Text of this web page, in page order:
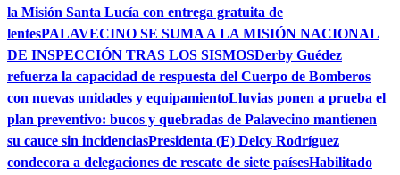
la Misión Santa Lucía con entrega gratuita de
lentesPALAVECINO SE SUMA A LA MISIÓN NACIONAL
DE INSPECCIÓN TRAS LOS SISMOSDerby Guédez
refuerza la capacidad de respuesta del Cuerpo de Bomberos
con nuevas unidades y equipamientoLluvias ponen a prueba el
plan preventivo: bucos y quebradas de Palavecino mantienen
su cauce sin incidenciasPresidenta (E) Delcy Rodríguez
condecora a delegaciones de rescate de siete paísesHabilitado